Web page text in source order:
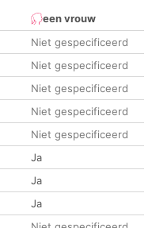
een vrouw
Niet gespecificeerd
Niet gespecificeerd
Niet gespecificeerd
Niet gespecificeerd
Niet gespecificeerd
Ja
Ja
Ja